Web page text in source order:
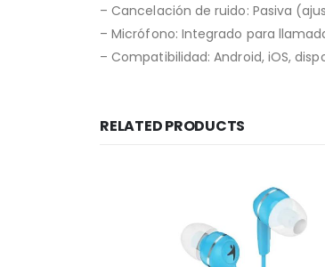
– Cancelación de ruido: Pasiva
– Micrófono: Integrado para
– Compatibilidad: Android, iOS,
RELATED PRODUCTS